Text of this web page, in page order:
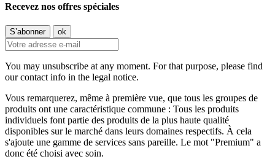
Recevez nos offres spéciales
You may unsubscribe at any moment. For that purpose, please find
our contact info in the legal notice.
Vous remarquerez, même à première vue, que tous les groupes de
produits ont une caractéristique commune : Tous les produits
individuels font partie des produits de la plus haute qualité
disponibles sur le marché dans leurs domaines respectifs. À cela
s'ajoute une gamme de services sans pareille. Le mot "Premium" a
donc été choisi avec soin.